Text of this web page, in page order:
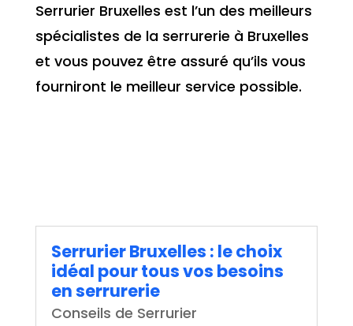
Serrurier Bruxelles est l’un des meilleurs
spécialistes de la serrurerie à Bruxelles
et vous pouvez être assuré qu’ils vous
fourniront le meilleur service possible.
Serrurier Bruxelles : le choix
idéal pour tous vos besoins
en serrurerie
Conseils de Serrurier